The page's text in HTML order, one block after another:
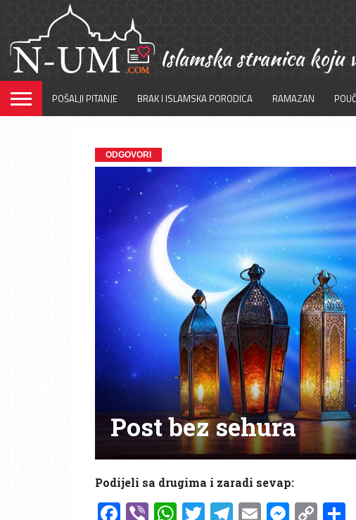
POŠALJI PITANJE BRAK I ISLAMSKA PORODICA RAMAZAN
ODGOVORI
Post bez sehura
Podijeli sa drugima i zaradi sevap:
Facebook
ViberWhatsApp
Twitter
Telegram
EmailCopy